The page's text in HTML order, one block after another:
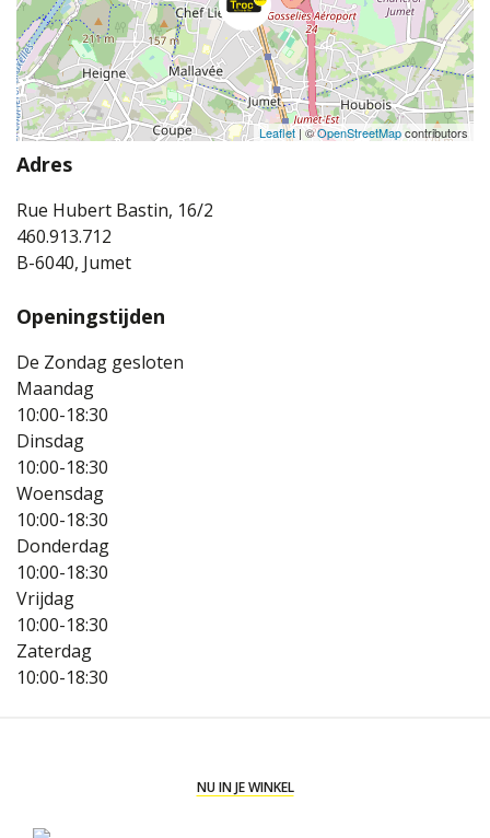
Leaflet| ©OpenStreetMapcontributors
Adres
Rue Hubert Bastin, 16/2
460.913.712
B-6040, Jumet
Openingstijden
De Zondag gesloten
Maandag
10:00-18:30
Dinsdag
10:00-18:30
Woensdag
10:00-18:30
Donderdag
10:00-18:30
Vrijdag
10:00-18:30
Zaterdag
10:00-18:30
NU IN JE WINKEL